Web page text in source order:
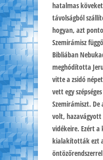
hatalmas
távolságból
hogyan, azt
Szemirámisz
Bibliában
meghódította
vitte a zsidó
vett egy
Szemirámiszt.
volt, hazavágyott
vidékeire. Ezért
kialakították ezt